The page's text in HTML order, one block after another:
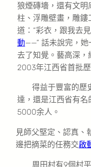
狼煙磚墻，還有文明
柱、浮雕壁畫，雕鏤
道：“彩衣，跟我去
動——” 話未說完，
去了知覺。藝高深，
2003年江西省首批
得益于豐富的歷
達，還是江西省有名
5000余人。
見師父堅定、認真、
邊把摘菜的任務交啟
周田村有9個村